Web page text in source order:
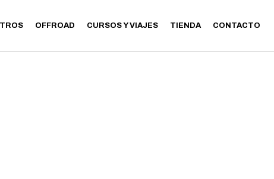
OFFROAD CURSOS Y VIAJES TIENDA CONTACTO
CLASES